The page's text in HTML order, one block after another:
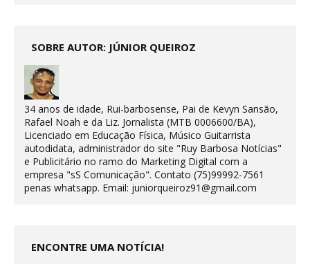
SOBRE AUTOR: JÚNIOR QUEIROZ
34 anos de idade, Rui-barbosense, Pai de Kevyn Sansão,
Rafael Noah e da Liz. Jornalista (MTB 0006600/BA),
Licenciado em Educação Física, Músico Guitarrista
autodidata, administrador do site "Ruy Barbosa Notícias"
e Publicitário no ramo do Marketing Digital com a
empresa "sS Comunicação". Contato (75)99992-7561
penas whatsapp. Email: juniorqueiroz91@gmail.com
ENCONTRE UMA NOTÍCIA!